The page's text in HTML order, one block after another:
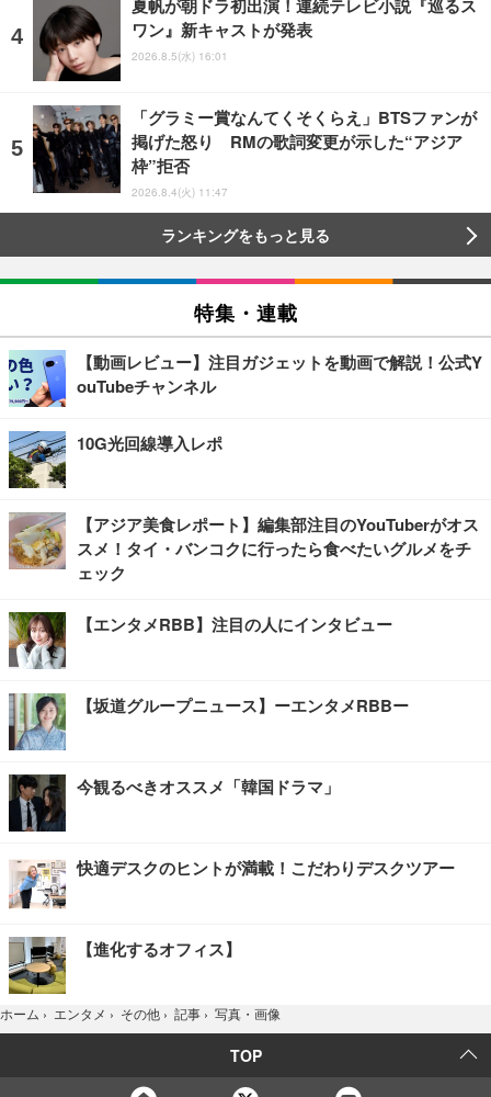
夏帆が朝ドラ初出演！連続テレビ小説『巡るス
ワン』新キャストが発表
2026.8.5(水) 16:01
「グラミー賞なんてくそくらえ」BTSファンが
掲げた怒り RMの歌詞変更が示した“アジア
枠”拒否
2026.8.4(火) 11:47
ランキングをもっと見る
特集・連載
【動画レビュー】注目ガジェットを動画で解説！公式Y
ouTubeチャンネル
10G光回線導入レポ
【アジア美食レポート】編集部注目のYouTuberがオス
スメ！タイ・バンコクに行ったら食べたいグルメをチ
ェック
【エンタメRBB】注目の人にインタビュー
【坂道グループニュース】ーエンタメRBBー
今観るべきオススメ「韓国ドラマ」
快適デスクのヒントが満載！こだわりデスクツアー
【進化するオフィス】
ホーム › エンタメ › その他 › 記事 › 写真・画像
TOP